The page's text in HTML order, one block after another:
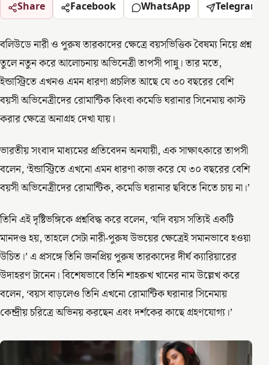
Share Facebook WhatsApp Telegram
বলিউডে নারী ও পুরুষ তারকাদের ক্ষেত্রে বয়সভিত্তিক বৈষম্য নিয়ে প্রশ্ন
তুলে নতুন করে আলোচনায় অভিনেত্রী তাপসী পান্নু। তার মতে,
ইন্ডাস্ট্রিতে এখনও এমন ধারণা প্রচলিত আছে যে ৩০ বছরের বেশি
বয়সী অভিনেত্রীদের রোমান্টিক কিংবা কমেডি ঘরানার সিনেমায় কাস্ট
করার ক্ষেত্রে অনাগ্রহ দেখা যায়।
ভারতীয় সংবাদ মাধ্যমের প্রতিবেদন অনযায়ী, এক সাক্ষাৎকারে তাপসী
বলেন, ‘ইন্ডাস্ট্রিতে এখনো এমন ধারণা কাজ করে যে ৩০ বছরের বেশি
বয়সী অভিনেত্রীদের রোমান্টিক, কমেডি ঘরানার ছবিতে নিতে চায় না।’
তিনি এই দৃষ্টিভঙ্গিকে প্রশ্নবিদ্ধ করে বলেন, ‘যদি বয়স সত্যিই একটি
মানদণ্ড হয়, তাহলে সেটা নারী-পুরুষ উভয়ের ক্ষেত্রেই সমানভাবে হওয়া
উচিত।’ এ প্রসঙ্গে তিনি জনপ্রিয় পুরুষ তারকাদের দীর্ঘ ক্যারিয়ারের
উদাহরণ টানেন। বিশেষভাবে তিনি শাহরুখ খানের নাম উল্লেখ করে
বলেন, ‘বয়স বাড়লেও তিনি এখনো রোমান্টিক ঘরানার সিনেমায়
কেন্দ্রীয় চরিত্রে অভিনয় করছেন এবং দর্শকের কাছে গ্রহণযোগ্য।’